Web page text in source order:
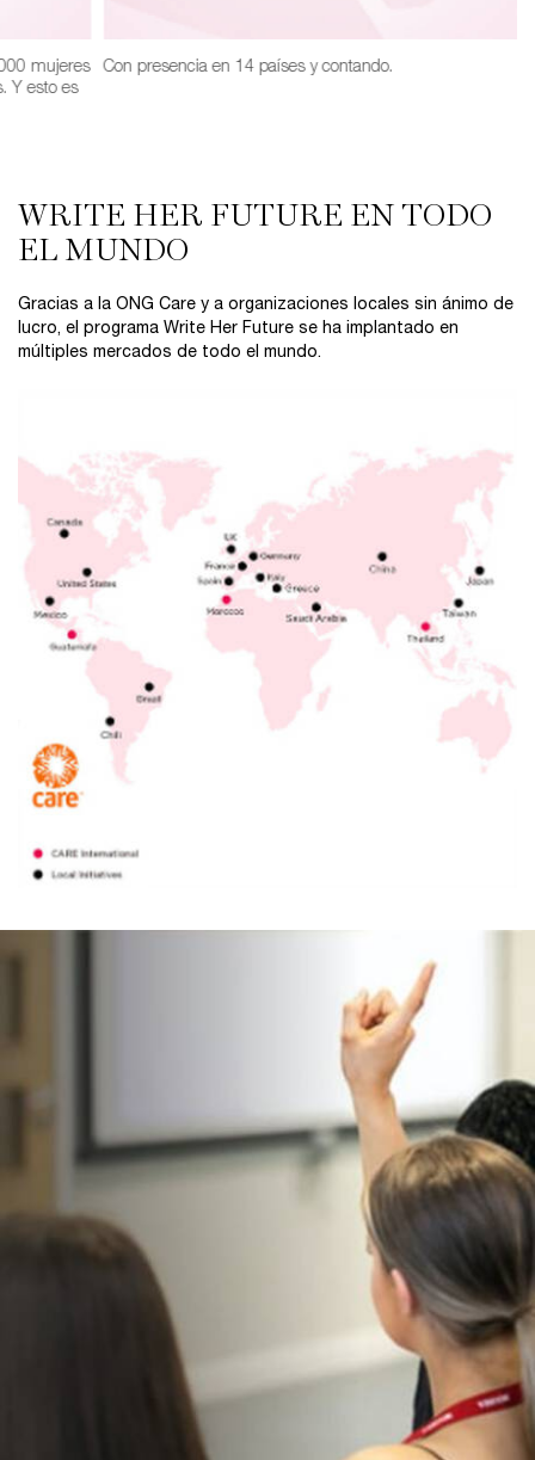
mujeres
Y esto es
Con presencia en 14 países y contando.
WRITE HER FUTURE EN TODO
EL MUNDO
Gracias a la ONG Care y a organizaciones locales sin ánimo de
lucro, el programa Write Her Future se ha implantado en
múltiples mercados de todo el mundo.